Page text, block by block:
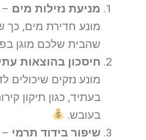
מניעת נזילות מים –
מונע חדירת מים, כך
שהבית שלכם מוגן
חיסכון בהוצאות
מונע נזקים שיכולים
בעתיד, כגון תיקון
בעובש.
שיפור בידוד תרמי